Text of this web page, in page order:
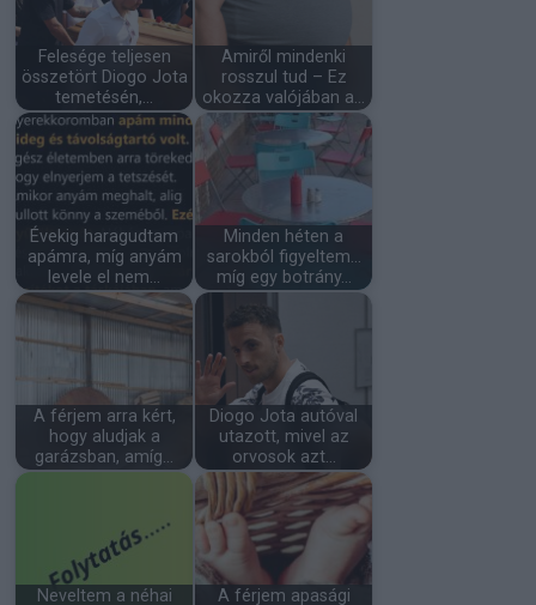
Felesége teljesen
összetört Diogo Jota
temetésén,…
Amiről mindenki
rosszul tud – Ez
okozza valójában a…
Évekig haragudtam
apámra, míg anyám
levele el nem…
Minden héten a
sarokból figyeltem…
míg egy botrány…
A férjem arra kért,
hogy aludjak a
garázsban, amíg…
Diogo Jota autóval
utazott, mivel az
orvosok azt…
Neveltem a néhai A férjem apasági